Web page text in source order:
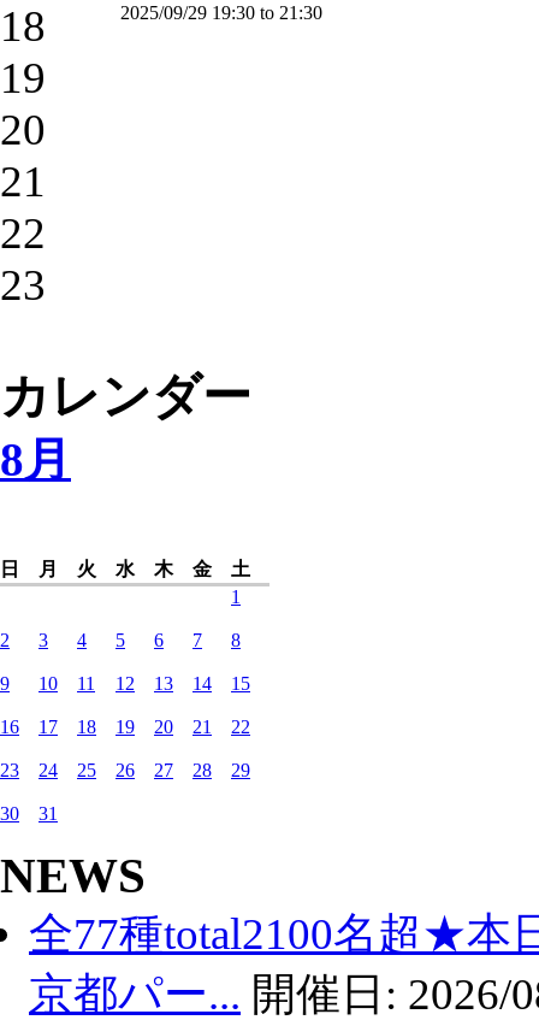
18
19
20
21
22
23
2025/09/29 19:30 to 21:30
カレンダー
8月
日 月 火 水 木 金
土
1
2 3 4 5 6 7 8
9 10 11 12 13 14 15
16 17 18 19 20 21 22
23 24 25 26 27 28 29
30 31
NEWS
全77種total2100名超★本
京都パー... 開催日: 2026/